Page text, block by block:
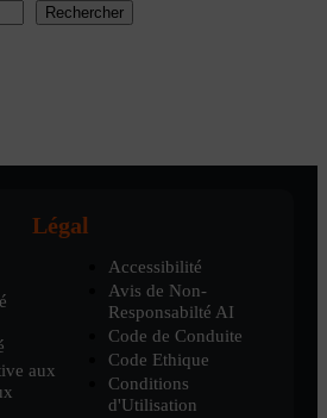
Rechercher
Légal
aux
Accessibilité
Avis de Non-
Responsabilté AI
Code de Conduite
Code Ethique
Conditions
d'Utilisation